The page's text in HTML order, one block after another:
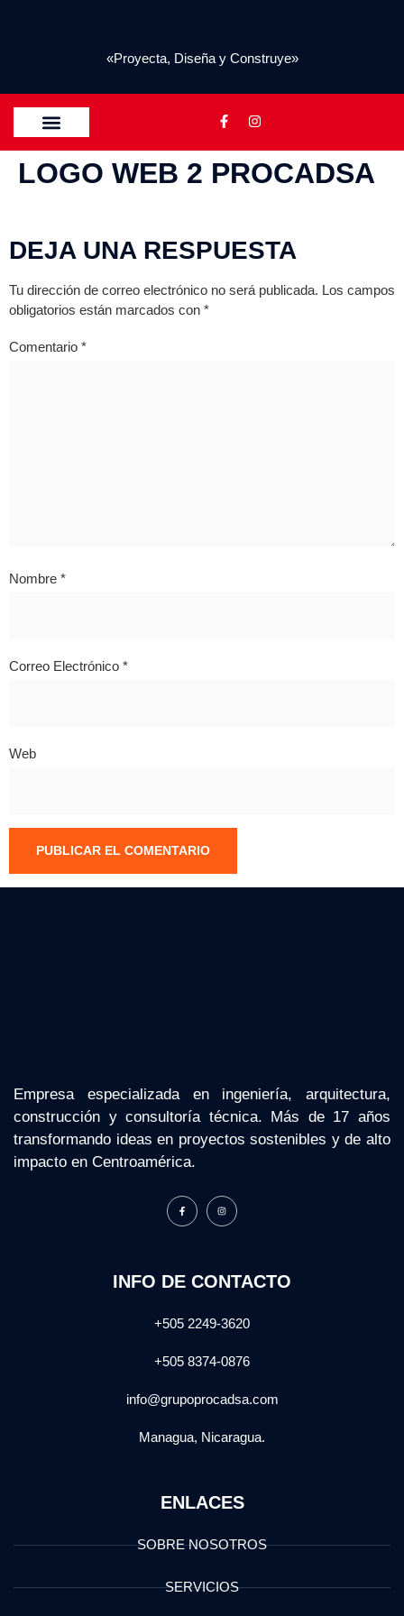
«Proyecta, Diseña y Construye»
LOGO WEB 2 PROCADSA
DEJA UNA RESPUESTA
Tu dirección de correo electrónico no será publicada. Los campos
obligatorios están marcados con *
Comentario *
Nombre *
Correo Electrónico *
Web
Empresa especializada en ingeniería, arquitectura,
construcción y consultoría técnica. Más de 17 años
transformando ideas en proyectos sostenibles y de alto
impacto en Centroamérica.
INFO DE CONTACTO
+505 2249-3620
+505 8374-0876
info@grupoprocadsa.com
Managua, Nicaragua.
ENLACES
SOBRE NOSOTROS
SERVICIOS